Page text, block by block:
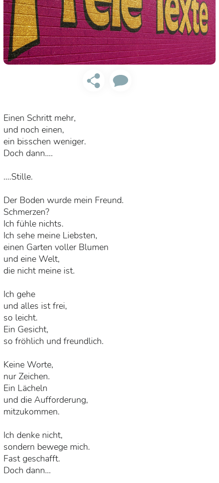
Einen Schritt mehr,
und noch einen,
ein bisschen weniger.
Doch dann….
….Stille.
Der Boden wurde mein Freund.
Schmerzen?
Ich fühle nichts.
Ich sehe meine Liebsten,
einen Garten voller Blumen
und eine Welt,
die nicht meine ist.
Ich gehe
und alles ist frei,
so leicht.
Ein Gesicht,
so fröhlich und freundlich.
Keine Worte,
nur Zeichen.
Ein Lächeln
und die Aufforderung,
mitzukommen.
Ich denke nicht,
sondern bewege mich.
Fast geschafft.
Doch dann…